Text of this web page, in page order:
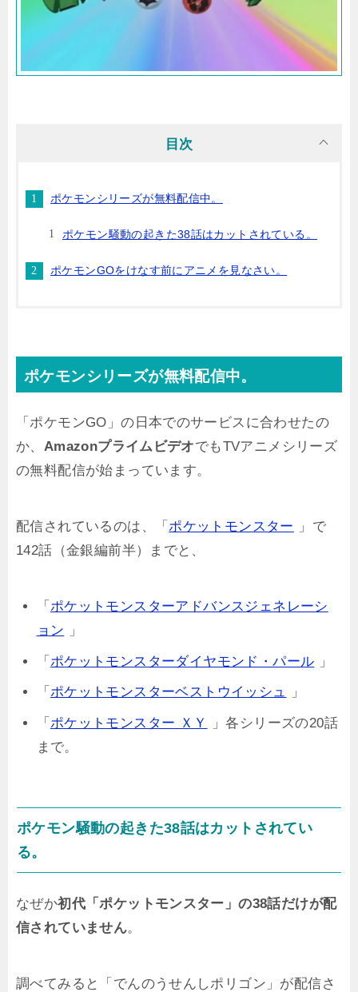
目次
ポケモンシリーズが無料配信中。
ポケモン騒動の起きた38話はカットされている。
ポケモンGOをけなす前にアニメを見なさい。
ポケモンシリーズが無料配信中。
「ポケモンGO」の日本でのサービスに合わせたの
か、 AmazonプライムビデオでもTVアニメシリーズ
の無料配信が始まっています。
配信されているのは、「ポケットモンスター 」で
142話（金銀編前半）までと、
「 ポケットモンスターアドバンスジェネレーシ
ョン 」
「 ポケットモンスターダイヤモンド・パール 」
「 ポケットモンスターベストウイッシュ 」
「 ポケットモンスター ＸＹ
」各シリーズの20話
まで。
ポケモン騒動の起きた38話はカットされてい
る。
なぜか初代「ポケットモンスター」の38話だけが配
信されていません。
調べてみると「でんのうせんしポリゴン」が配信さ